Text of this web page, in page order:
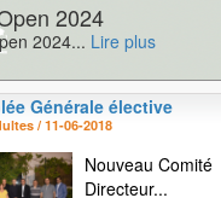
2024
2024... Lire plus
Générale élective
/ 11-06-2018
Nouveau Comité
Directeur...